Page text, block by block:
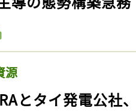
源
とタイ発電公社